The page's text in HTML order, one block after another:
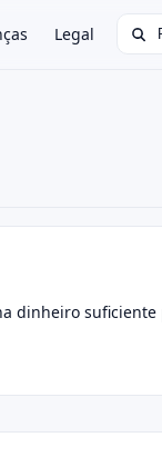
Legal
dinheiro